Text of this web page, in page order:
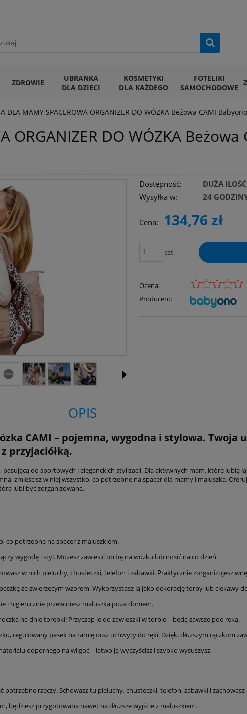
ZDROWIE
UBRANKA
DLA DZIECI
KOSMETYKI
DLA KAŻDEGO
FOTELIKI
SAMOCHODOWE
DLA MAMY SPACEROWA ORGANIZER DO WÓZKA Beżowa CAMI
ORGANIZER DO WÓZKA
Dostępność:
DUŻA ILOŚĆ
Wysyłka w:
24
Cena: 134,76 zł
szt.
Ocena:
Producent:
OPIS
CAMI – pojemna, wygodna i stylowa. Twoja
przyjaciółką.
do sportowych i eleganckich stylizacji. Dla aktywnych mam, które lubią
zmieścisz w niej wszystko, co potrzebne na spacer dla mamy i maluszka.
lubi być zorganizowana.
co potrzebne na spacer z maluszkiem.
wygodę i styl. Możesz zawiesić torbę na wózku lub nosić na co dzień.
w nich pieluchy, chusteczki, telefon i zabawki. Praktycznie zorganizujesz
ze zwierzęcym wzorem. Wykorzystasz ją jako dekorację torby lub ciekawy
i higienicznie przewiniesz maluszka poza domem.
na dnie torebki! Przyczep je do zawieszki w torbie – będą zawsze pod ręką.
regulowany pasek na ramię oraz uchwyty do ręki. Dzięki dłuższym rączkom
odpornego na wilgoć – łatwo ją wyczyścisz i szybko wysuszysz.
potrzebne rzeczy. Schowasz tu pieluchy, chusteczki, telefon, zabawki i
będziesz przygotowana nawet na dłuższe wyjście z maluszkiem.